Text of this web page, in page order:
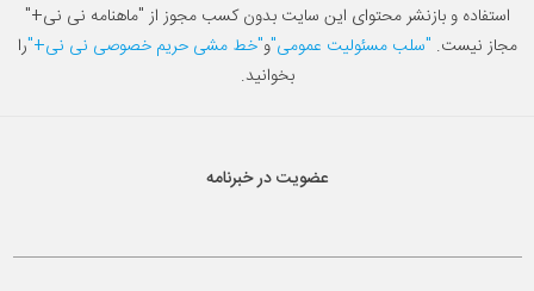
استفاده و بازنشر محتوای این سایت بدون کسب مجوز از "ماهنامه نی نی+"
مجاز نیست. "سلب مسئولیت عمومی"و"خط مشی حریم خصوصی نی نی+"را
بخوانید.
عضویت در خبرنامه